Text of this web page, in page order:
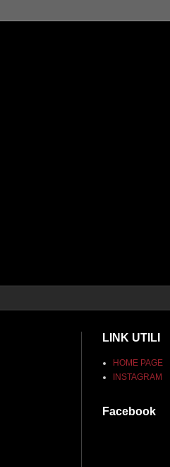
LINK UTILI
HOME PAGE
INSTAGRAM
Facebook